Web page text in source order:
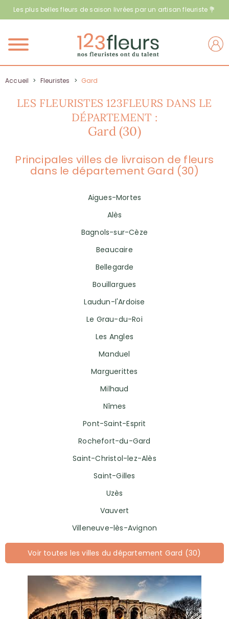
Les plus belles fleurs de saison livrées par un artisan fleuriste 💐
Menu
Accueil > Fleuristes > Gard
LES FLEURISTES 123FLEURS DANS LE
DÉPARTEMENT :
Gard (30)
Principales villes de livraison de fleurs
dans le département Gard (30)
Aigues-Mortes
Alès
Bagnols-sur-Cèze
Beaucaire
Bellegarde
Bouillargues
Laudun-l'Ardoise
Le Grau-du-Roi
Les Angles
Manduel
Marguerittes
Milhaud
Nîmes
Pont-Saint-Esprit
Rochefort-du-Gard
Saint-Christol-lez-Alès
Saint-Gilles
Uzès
Vauvert
Villeneuve-lès-Avignon
Voir toutes les villes du département Gard (30)